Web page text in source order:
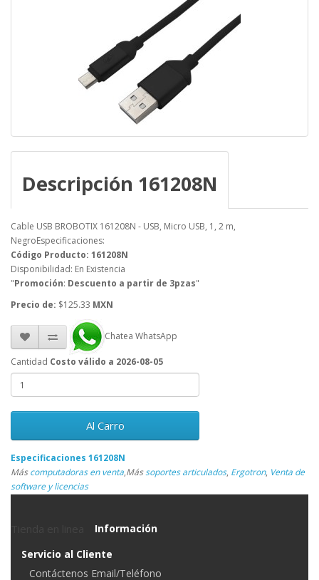
Descripción 161208N
Cable USB BROBOTIX 161208N - USB, Micro USB, 1, 2 m,
NegroEspecificaciones:
Código Producto: 161208N
Disponibilidad: En Existencia
"Promoción: Descuento a partir de 3pzas"
Precio de: $125.33 MXN
Chatea WhatsApp
Cantidad Costo válido a 2026-08-05
Al Carro
Especificaciones 161208N
Máscomputadoras en venta,Mássoportes articulados, Ergotron, Venta de
software y licencias
Información
Servicio al Cliente
Contáctenos Email/Teléfono